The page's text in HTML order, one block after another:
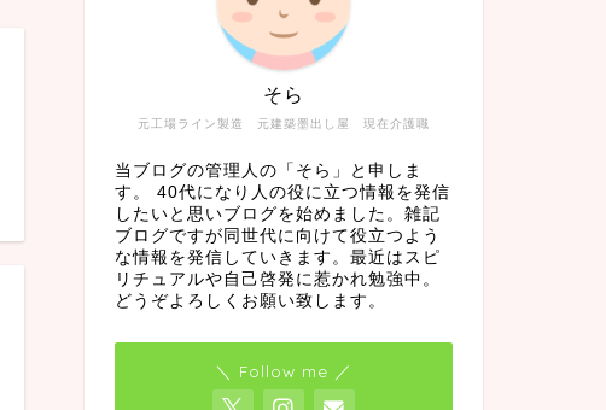
元工場ライン製造 元建築墨出し屋 現在介護職
そら
当ブログの管理人の「そら」と申しま
す。 40代になり人の役に立つ情報を発信
したいと思いブログを始めました。雑記
ブログですが同世代に向けて役立つよう
な情報を発信していきます。最近はスピ
リチュアルや自己啓発に惹かれ勉強中。
どうぞよろしくお願い致します。
＼ Follow me ／